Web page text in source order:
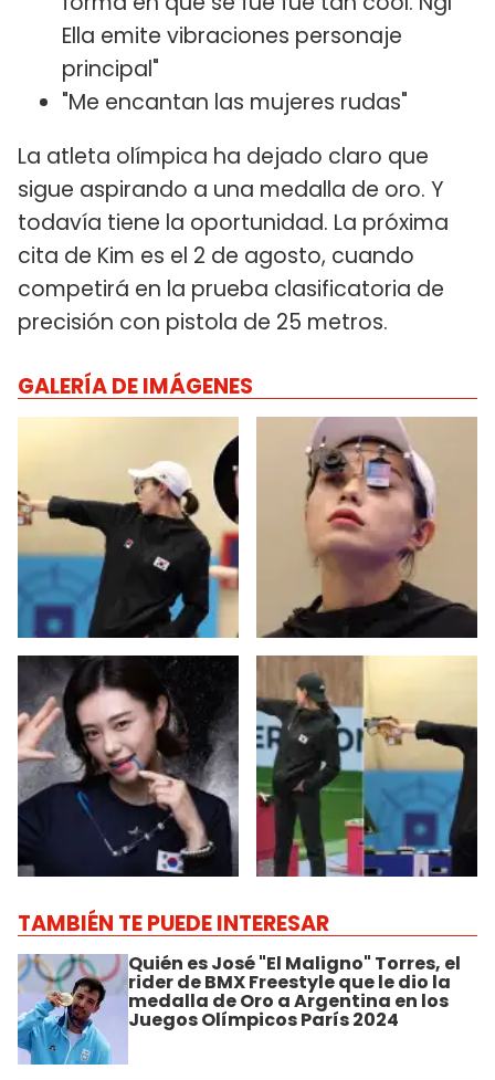
Ella emite vibraciones personaje
principal"
"Me encantan las mujeres rudas"
La atleta olímpica ha dejado claro que
sigue aspirando a una medalla de oro. Y
todavía tiene la oportunidad. La próxima
cita de Kim es el 2 de agosto, cuando
competirá en la prueba clasificatoria de
precisión con pistola de 25 metros.
GALERÍA DE IMÁGENES
TAMBIÉN TE PUEDE INTERESAR
Quién es José "El Maligno" Torres, el
rider de BMX Freestyle que le dio la
medalla de Oro a Argentina en los
Juegos Olímpicos París 2024